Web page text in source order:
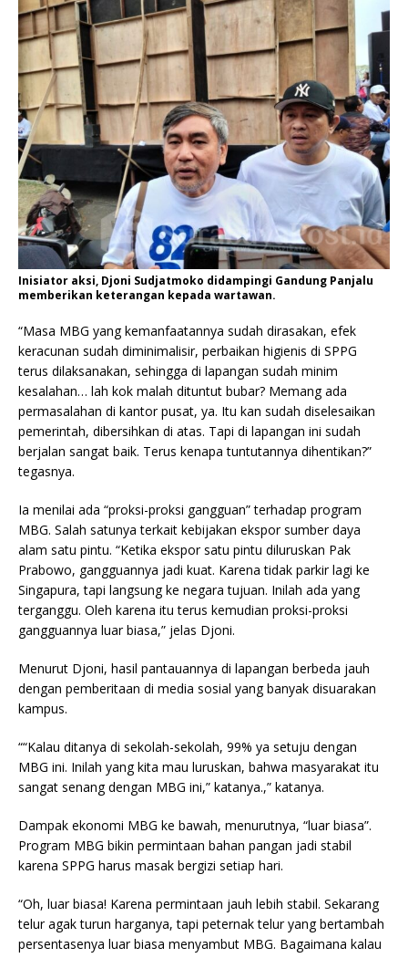
Inisiator aksi, Djoni Sudjatmoko didampingi Gandung Panjalu
memberikan keterangan kepada wartawan.
“Masa MBG yang kemanfaatannya sudah dirasakan, efek
keracunan sudah diminimalisir, perbaikan higienis di SPPG
terus dilaksanakan, sehingga di lapangan sudah minim
kesalahan… lah kok malah dituntut bubar? Memang ada
permasalahan di kantor pusat, ya. Itu kan sudah diselesaikan
pemerintah, dibersihkan di atas. Tapi di lapangan ini sudah
berjalan sangat baik. Terus kenapa tuntutannya dihentikan?”
tegasnya.
Ia menilai ada “proksi-proksi gangguan” terhadap program
MBG. Salah satunya terkait kebijakan ekspor sumber daya
alam satu pintu. “Ketika ekspor satu pintu diluruskan Pak
Prabowo, gangguannya jadi kuat. Karena tidak parkir lagi ke
Singapura, tapi langsung ke negara tujuan. Inilah ada yang
terganggu. Oleh karena itu terus kemudian proksi-proksi
gangguannya luar biasa,” jelas Djoni.
Menurut Djoni, hasil pantauannya di lapangan berbeda jauh
dengan pemberitaan di media sosial yang banyak disuarakan
kampus.
““Kalau ditanya di sekolah-sekolah, 99% ya setuju dengan
MBG ini. Inilah yang kita mau luruskan, bahwa masyarakat itu
sangat senang dengan MBG ini,” katanya.,” katanya.
Dampak ekonomi MBG ke bawah, menurutnya, “luar biasa”.
Program MBG bikin permintaan bahan pangan jadi stabil
karena SPPG harus masak bergizi setiap hari.
“Oh, luar biasa! Karena permintaan jauh lebih stabil. Sekarang
telur agak turun harganya, tapi peternak telur yang bertambah
persentasenya luar biasa menyambut MBG. Bagaimana kalau